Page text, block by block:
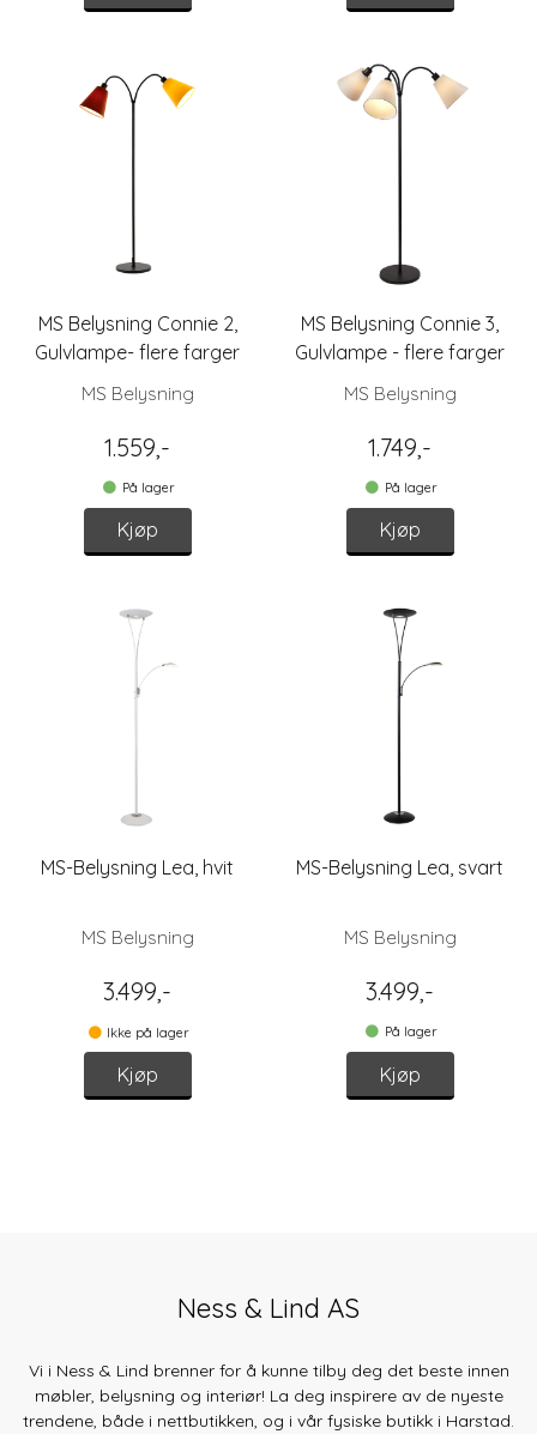
MS Belysning Connie 2,
Gulvlampe- flere farger
MS Belysning
1.559,-
På lager
Kjøp
MS Belysning Connie 3,
Gulvlampe - flere farger
MS Belysning
1.749,-
På lager
Kjøp
MS-Belysning Lea, hvit
MS Belysning
3.499,-
Ikke på lager
Kjøp
MS-Belysning Lea, svart
MS Belysning
3.499,-
På lager
Kjøp
Ness & Lind AS
Vi i Ness & Lind brenner for å kunne tilby deg det beste innen
møbler, belysning og interiør! La deg inspirere av de nyeste
trendene, både i nettbutikken, og i vår fysiske butikk i Harstad.